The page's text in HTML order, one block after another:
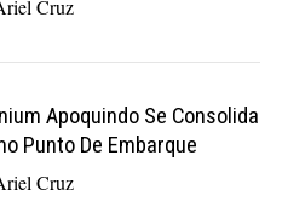
Cruz
Apoquindo Se Consolida
Punto De Embarque
Cruz